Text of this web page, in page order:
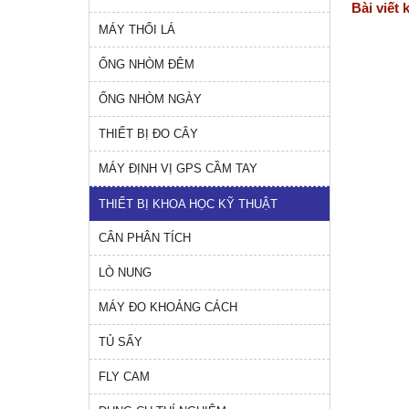
MÁY THỔI LÁ
ỐNG NHÒM ĐÊM
ỐNG NHÒM NGÀY
THIẾT BỊ ĐO CÂY
MÁY ĐỊNH VỊ GPS CẦM TAY
THIẾT BỊ KHOA HỌC KỸ THUẬT
CÂN PHÂN TÍCH
LÒ NUNG
MÁY ĐO KHOẢNG CÁCH
TỦ SẤY
FLY CAM
Bài viết